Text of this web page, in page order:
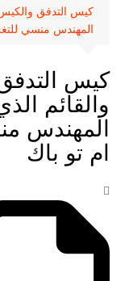
كيس التدفق
المهندس منسي
كيس
والقائم
المهندس
ام تو باك